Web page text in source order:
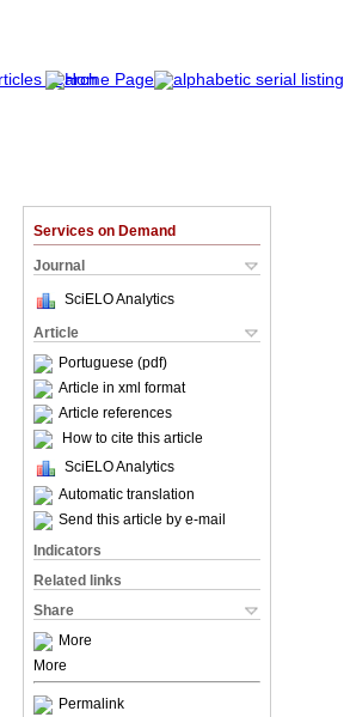
Services on Demand
Journal
SciELO Analytics
Article
Portuguese (pdf)
Article in xml format
Article references
How to cite this article
SciELO Analytics
Automatic translation
Send this article by e-mail
Indicators
Related links
Share
More
More
Permalink